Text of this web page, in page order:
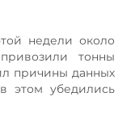
недели около
тонны
причины данных
этом убедились